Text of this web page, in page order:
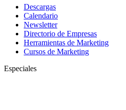
Descargas
Calendario
Newsletter
Directorio de Empresas
Herramientas de Marketing
Cursos de Marketing
Especiales